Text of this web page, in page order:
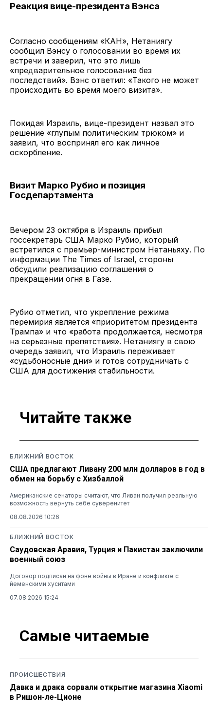
Реакция вице-президента Вэнса
Согласно сообщениям «КАН», Нетаниягу
сообщил Вэнсу о голосовании во время их
встречи и заверил, что это лишь
«предварительное голосование без
последствий». Вэнс ответил: «Такого не может
происходить во время моего визита».
Покидая Израиль, вице-президент назвал это
решение «глупым политическим трюком» и
заявил, что воспринял его как личное
оскорбление.
Визит Марко Рубио и позиция
Госдепартамента
Вечером 23 октября в Израиль прибыл
госсекретарь США Марко Рубио, который
встретился с премьер-министром Нетаньяху. По
информации The Times of Israel, стороны
обсудили реализацию соглашения о
прекращении огня в Газе.
Рубио отметил, что укрепление режима
перемирия является «приоритетом президента
Трампа» и что «работа продолжается, несмотря
на серьезные препятствия». Нетаниягу в свою
очередь заявил, что Израиль переживает
«судьбоносные дни» и готов сотрудничать с
США для достижения стабильности.
Читайте также
БЛИЖНИЙ ВОСТОК
США предлагают Ливану 200 млн долларов в год в
обмен на борьбу с Хизбаллой
Американские сенаторы считают, что Ливан получил реальную
возможность вернуть себе суверенитет
08.08.2026 10:26
БЛИЖНИЙ ВОСТОК
Саудовская Аравия, Турция и Пакистан заключили
военный союз
Договор подписан на фоне войны в Иране и конфликте с
йеменскими хуситами
07.08.2026 15:24
Самые читаемые
ПРОИСШЕСТВИЯ
Давка и драка сорвали открытие магазина Xiaomi
в Ришон-ле-Ционе